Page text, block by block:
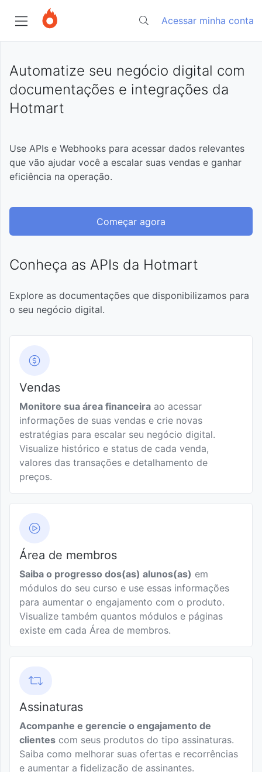
Automatize seu negócio digital com
documentações e integrações da
Hotmart
Use APIs e Webhooks para acessar dados relevantes
que vão ajudar você a escalar suas vendas e ganhar
eficiência na operação.
Começar agora
Conheça as APIs da Hotmart
Explore as documentações que disponibilizamos para
o seu negócio digital.
Vendas
Monitore sua área financeira ao acessar
informações de suas vendas e crie novas
estratégias para escalar seu negócio digital.
Visualize histórico e status de cada venda,
valores das transações e detalhamento de
preços.
Área de membros
Saiba o progresso dos(as) alunos(as) em
módulos do seu curso e use essas informações
para aumentar o engajamento com o produto.
Visualize também quantos módulos e páginas
existe em cada Área de membros.
Assinaturas
Acompanhe e gerencie o engajamento de
clientes com seus produtos do tipo assinaturas.
Saiba como melhorar suas ofertas e recorrências
e aumentar a fidelização de assinantes.
Acessar minha conta
Página
inicial
Começando
Sobre
Hotmart
Developers
de
Resposta
Limit
Custom
Response
Sandbox
Tutoriais
Acompanhar
real com
Google
Visualizar
assinaturas
recuperá-
Conhecer
quantos e
quais
clientes
cancelaram
sua
assinatura
Integrar
Hotmart
na sua
página
de
vendas
Identificar o
dos alunos
Club
Aprender
boas
práticas
Assinaturas
assinaturas
Sumário de
Assinaturas
de
Assinatura
Obter
compras
assinantes
Cancelar
assinatura
lista de
assinaturas
Reativar e
cobrar
assinatura
cobrar
assinaturas
Alterar
dia de
de
vendas
de
vendas
Participantes
de vendas
Comissões
de vendas
de preços de
Reembolso
de vendas
Gerar
boleto
membros
Introdução
Obter
Obter
Páginas
Obter
alunos
Obter o
Produto
Obter
Obter
Ofertas
de
Produto
Obter
Planos
de
Produto
Cupons
desconto
Introdução
Cupons
Criar
Cupom
Excluir
Cupom
Ingressos
para
eventos
Introdução
Lista de
ingressos e
participantes
Negociação
de parcelas
Gerar uma
negociação
Novo
Sobre
Webhooks
Usando
Webhooks
Códigos
Resposta
Evento de
cancelamento
de assinatura
Usuário
Obter
perfil
do
usuário
Changelog